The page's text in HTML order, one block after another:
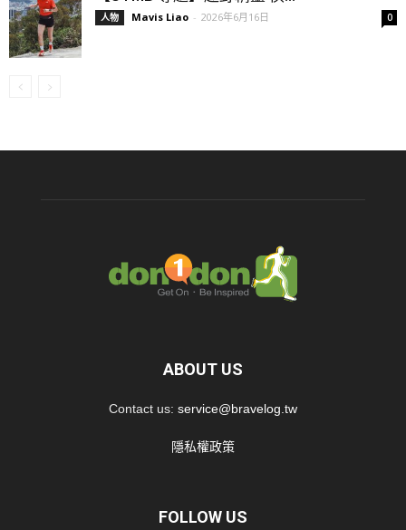
人物 Mavis Liao - 2026年6月16日 0
ABOUT US
Contact us: service@bravelog.tw
隱私權政策
FOLLOW US